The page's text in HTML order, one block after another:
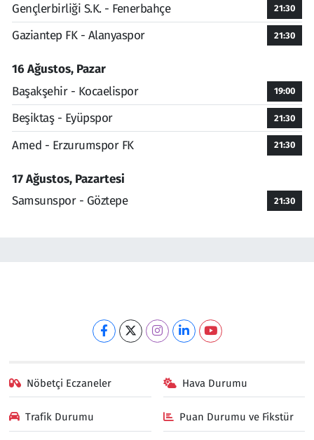
Gençlerbirliği S.K. - Fenerbahçe 21:30
Gaziantep FK - Alanyaspor 21:30
16 Ağustos, Pazar
Başakşehir - Kocaelispor
19:00
Beşiktaş - Eyüpspor 21:30
Amed - Erzurumspor FK 21:30
17 Ağustos, Pazartesi
Samsunspor - Göztepe
21:30
Nöbetçi Eczaneler Hava Durumu
Trafik Durumu Puan Durumu ve Fikstür